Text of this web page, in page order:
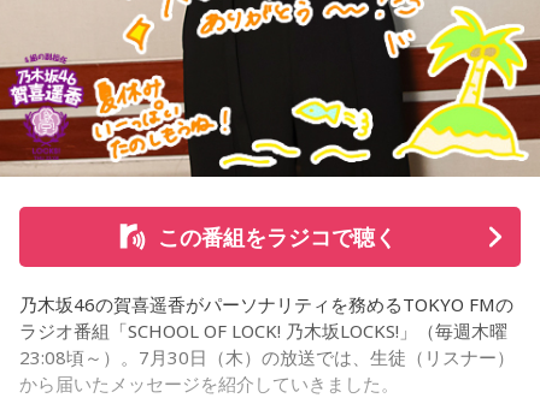
な音が響き渡り、列車は牽引する電気機関車と客車の2両目の
半分まで湯の花トンネルに入ったところで、急停車しまし
た。
「機銃掃射だ！」
そんな叫びと悲鳴が同時に響き渡り、ギューンブルブルブル
とすさまじい音が迫ります。アメリカ軍のP51・ムスタング
何度も容赦なく銃弾を撃ち込んできたのです。数分前まで、
日曜昼下がりの穏やかだった車内は、あちこちからうめき声
が聞こえ、人が折り重なるように倒れて、一面、血の海と化
この番組をラジコで聴く
乃木坂46の賀喜遥香がパーソナリティを務めるTOKYO FMの
ラジオ番組「SCHOOL OF LOCK! 乃木坂LOCKS!」（毎週木曜
23:08頃～）。7月30日（木）の放送では、生徒（リスナー）
から届いたメッセージを紹介していきました。